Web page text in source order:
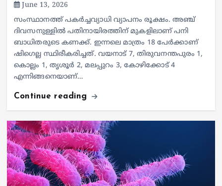
June 13, 2026
സംസ്ഥാനത്ത് പകര്‍ച്ചവ്യാധി വ്യാപനം രൂക്ഷം. അഞ്ച്
ദിവസനുള്ളില്‍ പതിനായിരത്തിന് മുകളിലാണ് പനി
ബാധിതരുടെ കണക്ക്. ഇന്നലെ മാത്രം 18 പേര്‍ക്കാണ്
ഷിഗെല്ല സ്ഥിരീകരിച്ചത്. വയനാട് 7, തിരുവനന്തപുരം 1,
കൊല്ലം 1, തൃശൂര്‍ 2, മലപ്പുറം 3, കോഴിക്കോട് 4
എന്നിങ്ങനെയാണ്…
Continue reading